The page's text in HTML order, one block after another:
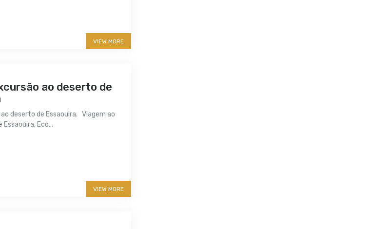
VIEW MORE
ao deserto de
deserto de Essaouira. Viagem ao
Eco...
VIEW MORE